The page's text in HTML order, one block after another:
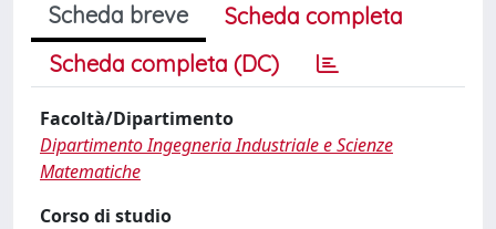
Scheda breve
Scheda completa
Scheda completa (DC)
Facoltà/Dipartimento
Dipartimento Ingegneria Industriale e Scienze
Matematiche
Corso di studio